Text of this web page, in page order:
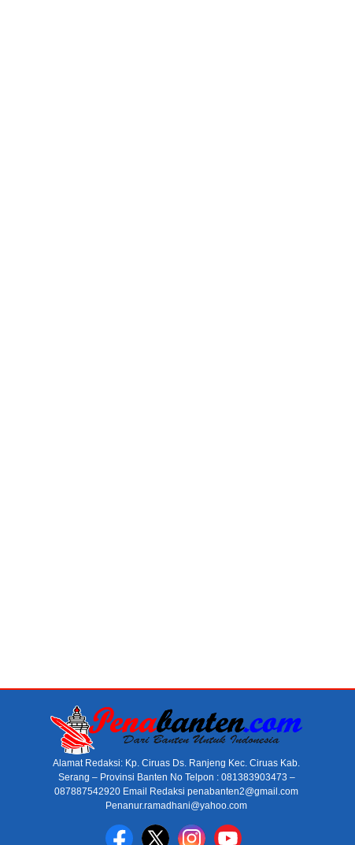
Alamat Redaksi: Kp. Ciruas Ds. Ranjeng Kec. Ciruas Kab.
Serang – Provinsi Banten No Telpon : 081383903473 –
087887542920 Email Redaksi penabanten2@gmail.com
Penanur.ramadhani@yahoo.com